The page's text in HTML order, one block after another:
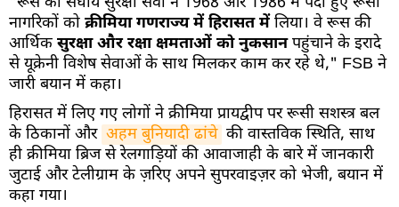
नागरिकों को क्रीमिया गणराज्य में हिरासत में लिया। वे रूस की
आर्थिक सुरक्षा और रक्षा क्षमताओं को नुकसानपहुंचाने के इरादे
से यूक्रेनी विशेष सेवाओं के साथ मिलकर काम कर रहे थे," FSB ने
जारी बयान में कहा।
हिरासत में लिए गए लोगों ने क्रीमिया प्रायद्वीप पर रूसी सशस्त्र बल
के ठिकानों और अहम बुनियादी ढांचे की वास्तविक स्थिति, साथ
ही क्रीमिया ब्रिज से रेलगाड़ियों की आवाजाही के बारे में जानकारी
जुटाई और टेलीग्राम के ज़रिए अपने सुपरवाइज़र को भेजी, बयान में
कहा गया।